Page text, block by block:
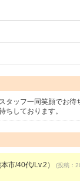
タッフ一同笑顔でお
ちしております。
市/40代/Lv.2） (投稿：